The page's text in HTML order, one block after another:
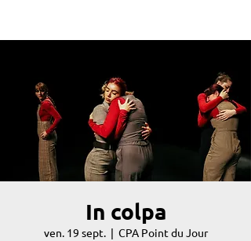
In colpa
ven. 19 sept.
  |
CPA Point du Jour